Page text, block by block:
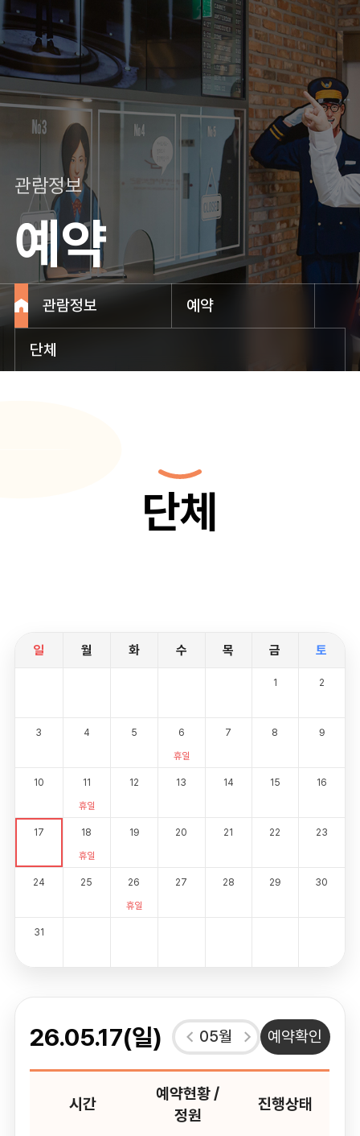
관람정보
예약
관람정보 예약
단체
단체
일 월 화 수 목 금 토
1 2
3 4 5
6
휴일
7 8 9
10
11
휴일
12 13 14 15 16
17
18
휴일
19 20 21 22 23
24 25
26
휴일
27 28 29 30
31
26.05.17(일) 05월 예약확인
시간
예약현황 /
정원
진행상태